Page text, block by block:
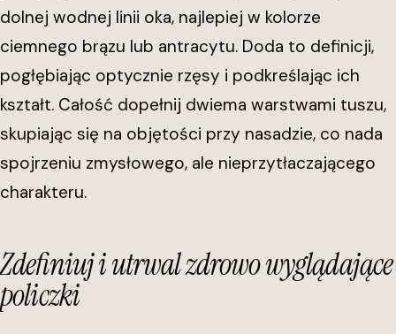
dolnej wodnej linii oka, najlepiej w kolorze
ciemnego brązu lub antracytu. Doda to definicji,
pogłębiając optycznie rzęsy i podkreślając ich
kształt. Całość dopełnij dwiema warstwami tuszu,
skupiając się na objętości przy nasadzie, co nada
spojrzeniu zmysłowego, ale nieprzytłaczającego
charakteru.
Zdefiniuj i utrwal zdrowo wyglądające
policzki